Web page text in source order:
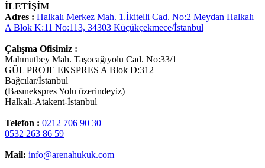
İLETİŞİM
Adres : Halkalı Merkez Mah. 1.İkitelli Cad. No:2 Meydan Halkalı
A Blok K:11 No:113, 34303 Küçükçekmece/İstanbul
Çalışma Ofisimiz :
Mahmutbey Mah. Taşocağıyolu Cad. No:33/1
GÜL PROJE EKSPRES A Blok D:312
Bağcılar/İstanbul
(Basınekspres Yolu üzerindeyiz)
Halkalı-Atakent-İstanbul
Telefon : 0212 706 90 30
0532 263 86 59
Mail: info@arenahukuk.com